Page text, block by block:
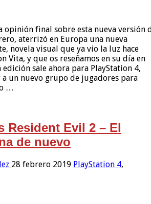
opinión final sobre esta nueva versión
aterrizó en Europa una nueva
novela visual que ya vio la luz hace
Vita, y que os reseñamos en su día en
edición sale ahora para PlayStation 4,
un nuevo grupo de jugadores para
…
Resident Evil 2 – El
de nuevo
28 febrero 2019 PlayStation 4,